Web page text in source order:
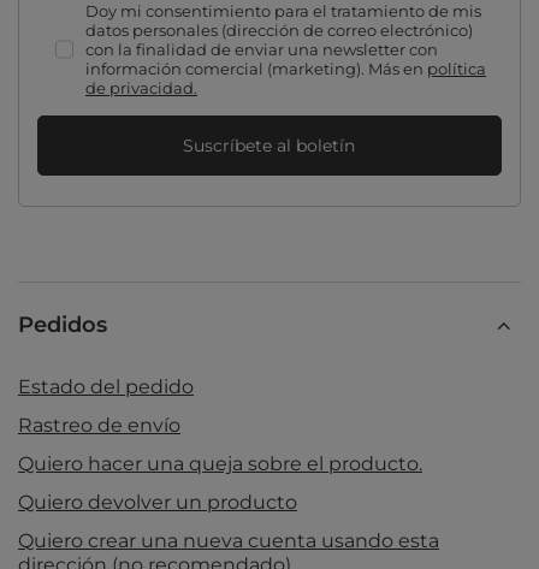
Doy mi consentimiento para el tratamiento de mis
datos personales (dirección de correo electrónico)
con la finalidad de enviar una newsletter con
información comercial (marketing). Más en política
de privacidad.
Suscríbete al boletín
Pedidos
Estado del pedido
Rastreo de envío
Quiero hacer una queja sobre el producto.
Quiero devolver un producto
Quiero crear una nueva cuenta usando esta